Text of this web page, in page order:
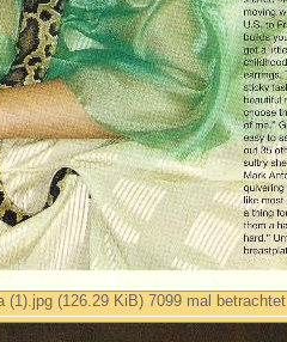
(1).jpg (126.29 KiB) 7099 mal betrachtet